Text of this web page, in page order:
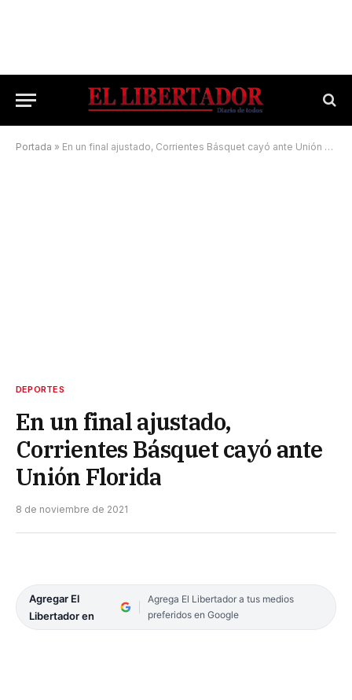
Portada » En un final ajustado, Corrientes Básquet cayó ante Unión Florida
DEPORTES
En un final ajustado,
Corrientes Básquet cayó ante
Unión Florida
8 de noviembre de 2021
Agregar El
Libertador en
Agrega El Libertador a tus medios
preferidos en Google